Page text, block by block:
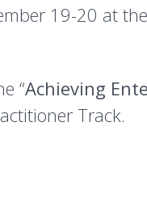
19-20 at
“Achieving
Track.